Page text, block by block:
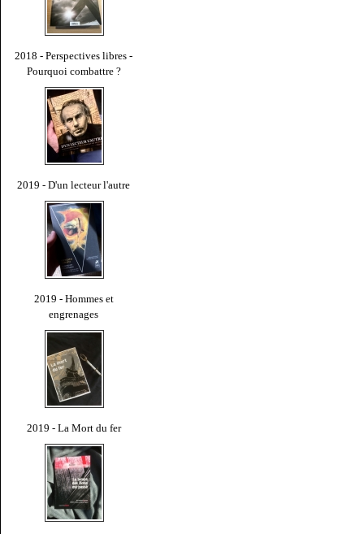
2018 - Perspectives libres -
Pourquoi combattre ?
2019 - D'un lecteur l'autre
2019 - Hommes et
engrenages
2019 - La Mort du fer